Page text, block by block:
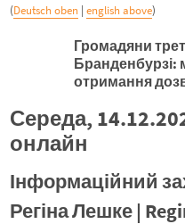
(Deutsch oben |english above)
Громадяни
Бранденбурзі:
отримання
Середа,
онлайн
Інформаційний
Регіна Лешке |